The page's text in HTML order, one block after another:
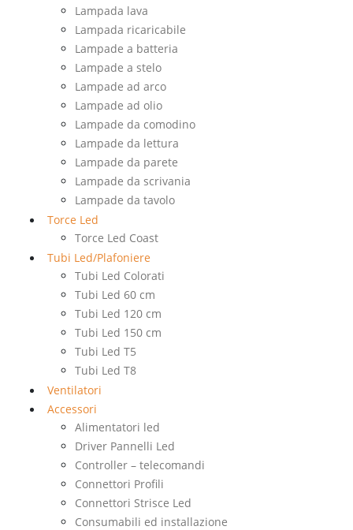
Lampada lava
Lampada ricaricabile
Lampade a batteria
Lampade a stelo
Lampade ad arco
Lampade ad olio
Lampade da comodino
Lampade da lettura
Lampade da parete
Lampade da scrivania
Lampade da tavolo
Torce Led
Torce Led Coast
Tubi Led/Plafoniere
Tubi Led Colorati
Tubi Led 60 cm
Tubi Led 120 cm
Tubi Led 150 cm
Tubi Led T5
Tubi Led T8
Ventilatori
Accessori
Alimentatori led
Driver Pannelli Led
Controller – telecomandi
Connettori Profili
Connettori Strisce Led
Consumabili ed installazione